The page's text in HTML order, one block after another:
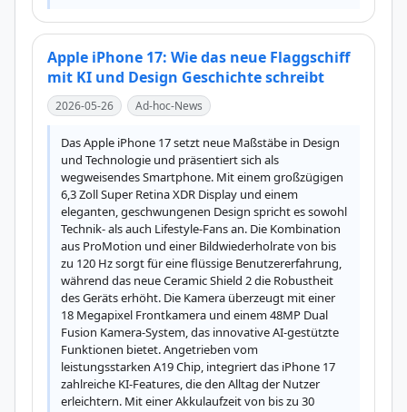
Apple iPhone 17: Wie das neue Flaggschiff
mit KI und Design Geschichte schreibt
2026-05-26 Ad-hoc-News
Das Apple iPhone 17 setzt neue Maßstäbe in Design
und Technologie und präsentiert sich als
wegweisendes Smartphone. Mit einem großzügigen
6,3 Zoll Super Retina XDR Display und einem
eleganten, geschwungenen Design spricht es sowohl
Technik- als auch Lifestyle-Fans an. Die Kombination
aus ProMotion und einer Bildwiederholrate von bis
zu 120 Hz sorgt für eine flüssige Benutzererfahrung,
während das neue Ceramic Shield 2 die Robustheit
des Geräts erhöht. Die Kamera überzeugt mit einer
18 Megapixel Frontkamera und einem 48MP Dual
Fusion Kamera-System, das innovative AI-gestützte
Funktionen bietet. Angetrieben vom
leistungsstarken A19 Chip, integriert das iPhone 17
zahlreiche KI-Features, die den Alltag der Nutzer
erleichtern. Mit einer Akkulaufzeit von bis zu 30